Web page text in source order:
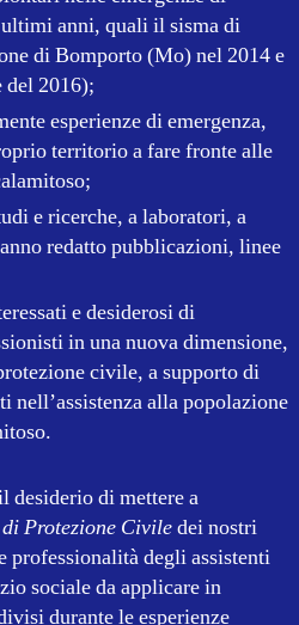
anni, quali il sisma di
di Bomporto (Mo) nel 2014 e
del 2016);
esperienze di emergenza,
territorio a fare fronte alle
e ricerche, a laboratori, a
redatto pubblicazioni, linee
e desiderosi di
in una nuova dimensione,
civile, a supporto di
nell’assistenza alla popolazione
desiderio di mettere a
Protezione Civiledei nostri
professionalità degli assistenti
sociale da applicare in
durante le esperienze